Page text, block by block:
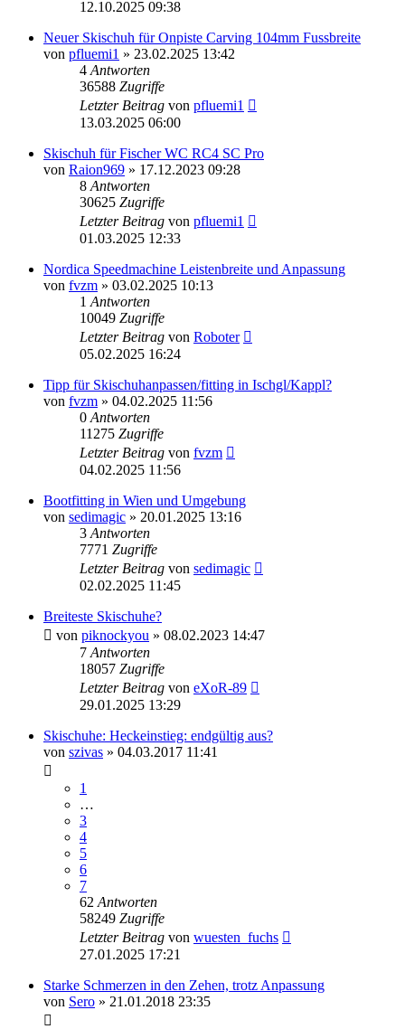
12.10.2025 09:38
Neuer Skischuh für Onpiste Carving 104mm Fussbreite
von pfluemi1 » 23.02.2025 13:42
4 Antworten
36588 Zugriffe
Letzter Beitrag von pfluemi1
13.03.2025 06:00
Skischuh für Fischer WC RC4 SC Pro
von Raion969 » 17.12.2023 09:28
8 Antworten
30625 Zugriffe
Letzter Beitrag von pfluemi1
01.03.2025 12:33
Nordica Speedmachine Leistenbreite und Anpassung
von fvzm » 03.02.2025 10:13
1 Antworten
10049 Zugriffe
Letzter Beitrag von Roboter
05.02.2025 16:24
Tipp für Skischuhanpassen/fitting in Ischgl/Kappl?
von fvzm » 04.02.2025 11:56
0 Antworten
11275 Zugriffe
Letzter Beitrag von fvzm
04.02.2025 11:56
Bootfitting in Wien und Umgebung
von sedimagic » 20.01.2025 13:16
3 Antworten
7771 Zugriffe
Letzter Beitrag von sedimagic
02.02.2025 11:45
Breiteste Skischuhe?
von piknockyou » 08.02.2023 14:47
7 Antworten
18057 Zugriffe
Letzter Beitrag von eXoR-89
29.01.2025 13:29
Skischuhe: Heckeinstieg: endgültig aus?
von szivas » 04.03.2017 11:41
1
…
3
4
5
6
7
62 Antworten
58249 Zugriffe
Letzter Beitrag von wuesten_fuchs
27.01.2025 17:21
Starke Schmerzen in den Zehen, trotz Anpassung
von Sero » 21.01.2018 23:35